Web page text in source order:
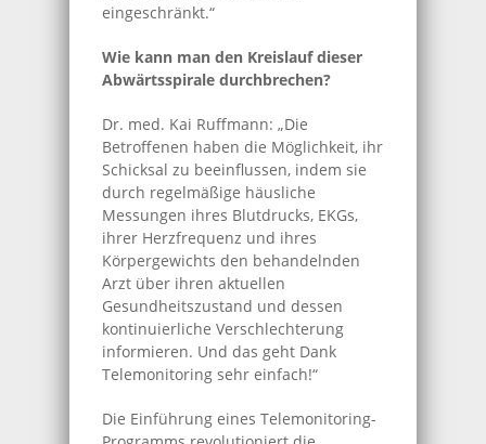
eingeschränkt.“
Wie kann man den Kreislauf dieser
Abwärtsspirale durchbrechen?
Dr. med. Kai Ruffmann: „Die
Betroffenen haben die Möglichkeit, ihr
Schicksal zu beeinflussen, indem sie
durch regelmäßige häusliche
Messungen ihres Blutdrucks, EKGs,
ihrer Herzfrequenz und ihres
Körpergewichts den behandelnden
Arzt über ihren aktuellen
Gesundheitszustand und dessen
kontinuierliche Verschlechterung
informieren. Und das geht Dank
Telemonitoring sehr einfach!“
Die Einführung eines Telemonitoring-